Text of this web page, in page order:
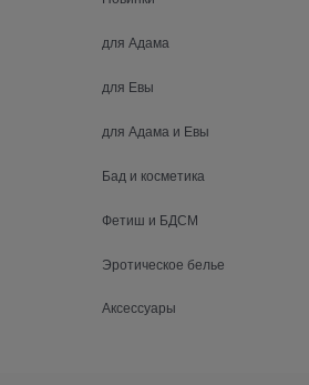
для Адама
для Евы
для Адама и Евы
Бад и косметика
Фетиш и БДСМ
Эротическое белье
Аксессуары